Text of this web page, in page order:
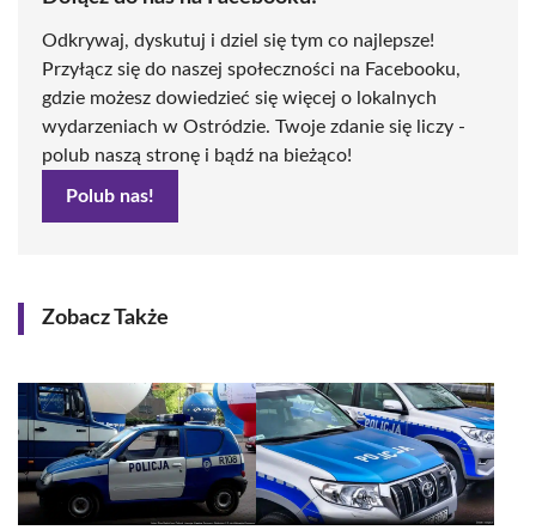
Odkrywaj, dyskutuj i dziel się tym co najlepsze!
Przyłącz się do naszej społeczności na Facebooku,
gdzie możesz dowiedzieć się więcej o lokalnych
wydarzeniach w Ostródzie. Twoje zdanie się liczy -
polub naszą stronę i bądź na bieżąco!
Polub nas!
Zobacz Także